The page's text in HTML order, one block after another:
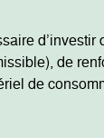
de
de